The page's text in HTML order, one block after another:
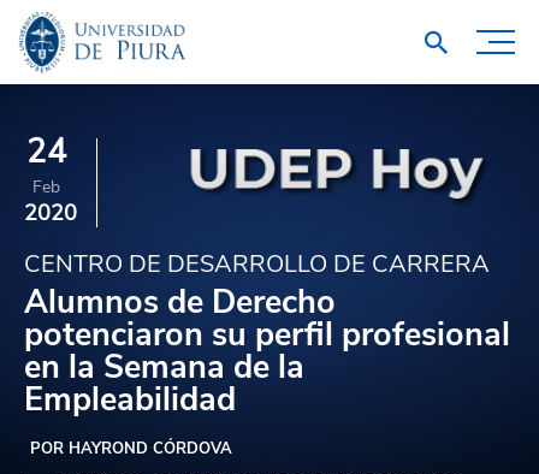
24
Feb
2020
CENTRO DE DESARROLLO DE CARRERA
Alumnos de Derecho
potenciaron su perfil profesional
en la Semana de la
Empleabilidad
POR HAYROND CÓRDOVA